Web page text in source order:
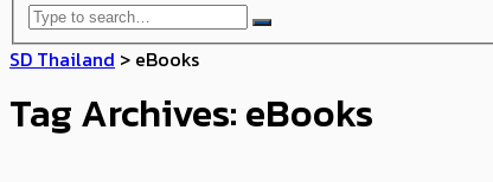
SD Thailand > eBooks
Tag Archives: eBooks